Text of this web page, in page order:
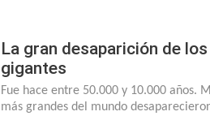
La gran desaparición de
gigantes
Fue hace entre 50.000 y 10.000 años.
más grandes del mundo